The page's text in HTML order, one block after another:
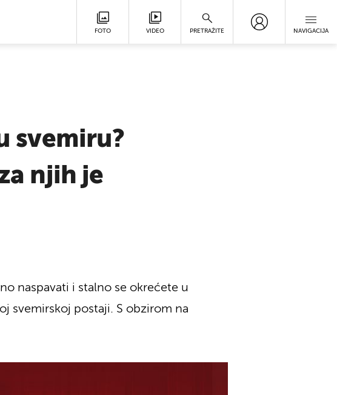
FOTO VIDEO PRETRAŽITE NAVIGACIJA
svemiru?
njih je
naspavati i stalno se okrećete u
svemirskoj postaji. S obzirom na